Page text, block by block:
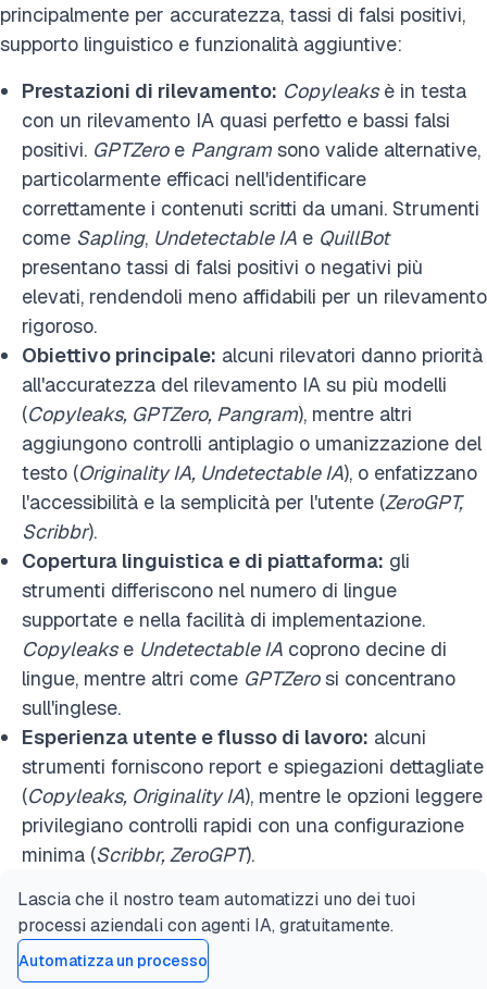
principalmente per accuratezza, tassi di falsi positivi,
supporto linguistico e funzionalità aggiuntive:
Prestazioni di rilevamento: Copyleaksè in testa
con un rilevamento IA quasi perfetto e bassi falsi
positivi. GPTZeroe Pangram sono valide alternative,
particolarmente efficaci nell'identificare
correttamente i contenuti scritti da umani. Strumenti
come Sapling, Undetectable IA e QuillBot
presentano tassi di falsi positivi o negativi più
elevati, rendendoli meno affidabili per un rilevamento
rigoroso.
Obiettivo principale: alcuni rilevatori danno priorità
all'accuratezza del rilevamento IA su più modelli
(Copyleaks, GPTZero, Pangram), mentre altri
aggiungono controlli antiplagio o umanizzazione del
testo (Originality IA, Undetectable IA), o enfatizzano
l'accessibilità e la semplicità per l'utente (ZeroGPT,
Scribbr).
Copertura linguistica e di piattaforma: gli
strumenti differiscono nel numero di lingue
supportate e nella facilità di implementazione.
Copyleakse Undetectable IA coprono decine di
lingue, mentre altri come GPTZerosi concentrano
sull'inglese.
Esperienza utente e flusso di lavoro: alcuni
strumenti forniscono report e spiegazioni dettagliate
(Copyleaks, Originality IA), mentre le opzioni leggere
privilegiano controlli rapidi con una configurazione
minima (Scribbr, ZeroGPT).
Lascia che il nostro team automatizzi uno dei tuoi
processi aziendali con agenti IA, gratuitamente.
Automatizza un processo